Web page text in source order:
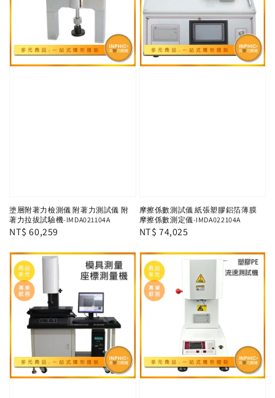
塗層附著力檢測儀 附著力測試儀 附
著力拉拔試驗機-IMDA021104A
Regular
NT$ 60,259
摩擦係數測試儀 紙張塑膠鋁箔薄膜
摩擦係數測定儀-IMDA022104A
Regular
NT$ 74,025